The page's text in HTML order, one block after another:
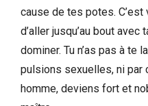
cause de tes potes.
d’aller jusqu’au bout
dominer. Tu n’as pas à te
pulsions sexuelles, ni par
homme, deviens fort et